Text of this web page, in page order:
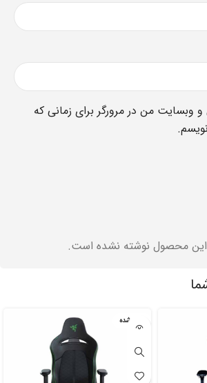
محصول نوشته نشده است.
و وبسایت من در مرورگر برای زمانی که
تمام شده